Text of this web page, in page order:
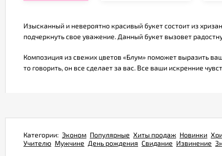
Изысканный и невероятно красивый букет состоит из
подчеркнуть свое уважение. Данный букет вызовет
Композиция из свежих цветов «Блум» поможет выразить
то говорить, он все сделает за вас. Все ваши искренние
Категории: Эконом Популярные Хиты продаж Новинки
Учителю Мужчине День рождения Свидание Извинение